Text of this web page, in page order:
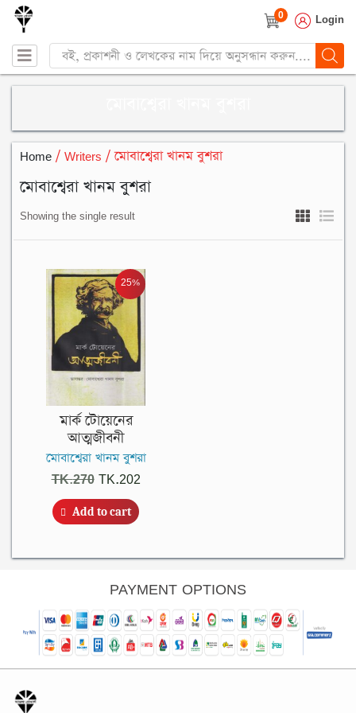
0 Login
Products
search
Home / Writers / মোবাশ্বেরা খানম বুশরা
মোবাশ্বেরা খানম বুশরা
Showing the single result
25%
মার্ক টোয়েনের
আত্মজীবনী
মোবাশ্বেরা খানম বুশরা
TK.270 Original
price
was:
TK.202Current
Add to cart
PAYMENT OPTIONS